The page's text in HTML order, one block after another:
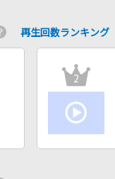
再生回数ランキング
2